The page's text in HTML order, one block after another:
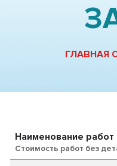
ГЛАВНАЯ
Наименование работ
Стоимость работ без